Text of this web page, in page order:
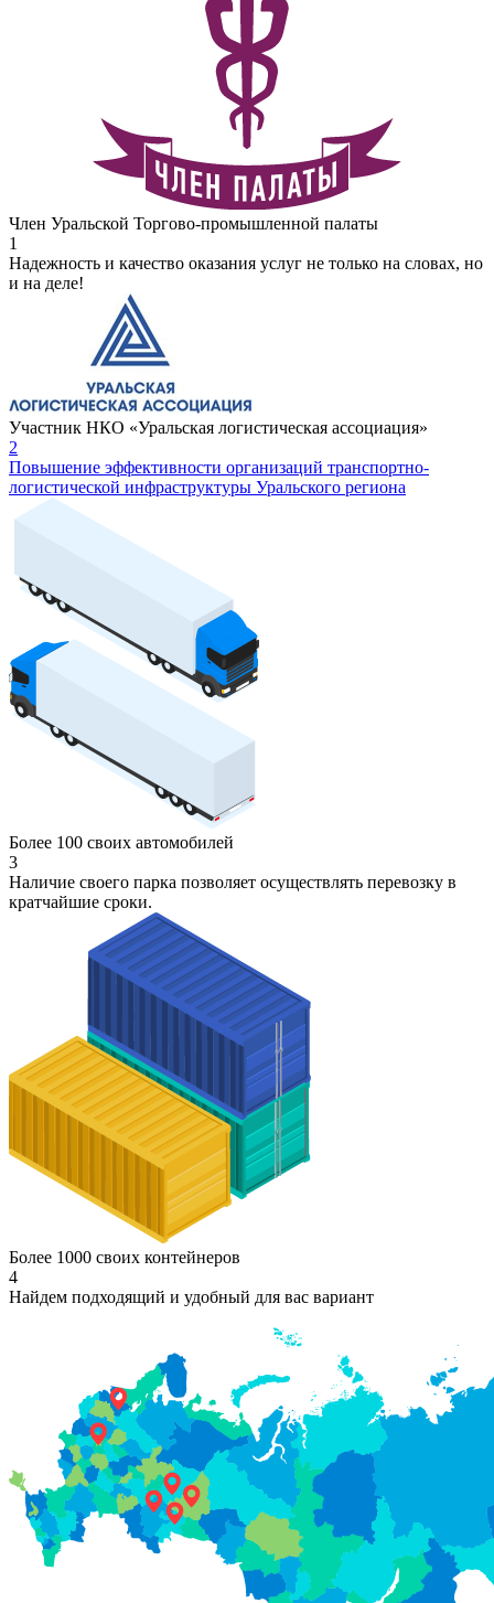
Член Уральской Торгово-промышленной палаты
1
Надежность и качество оказания услуг не только на словах, но
и на деле!
Участник НКО «Уральская логистическая ассоциация»
2
Повышение эффективности организаций транспортно-
логистической инфраструктуры Уральского региона
Более 100 своих автомобилей
3
Наличие своего парка позволяет осуществлять перевозку в
кратчайшие сроки.
Более 1000 своих контейнеров
4
Найдем подходящий и удобный для вас вариант